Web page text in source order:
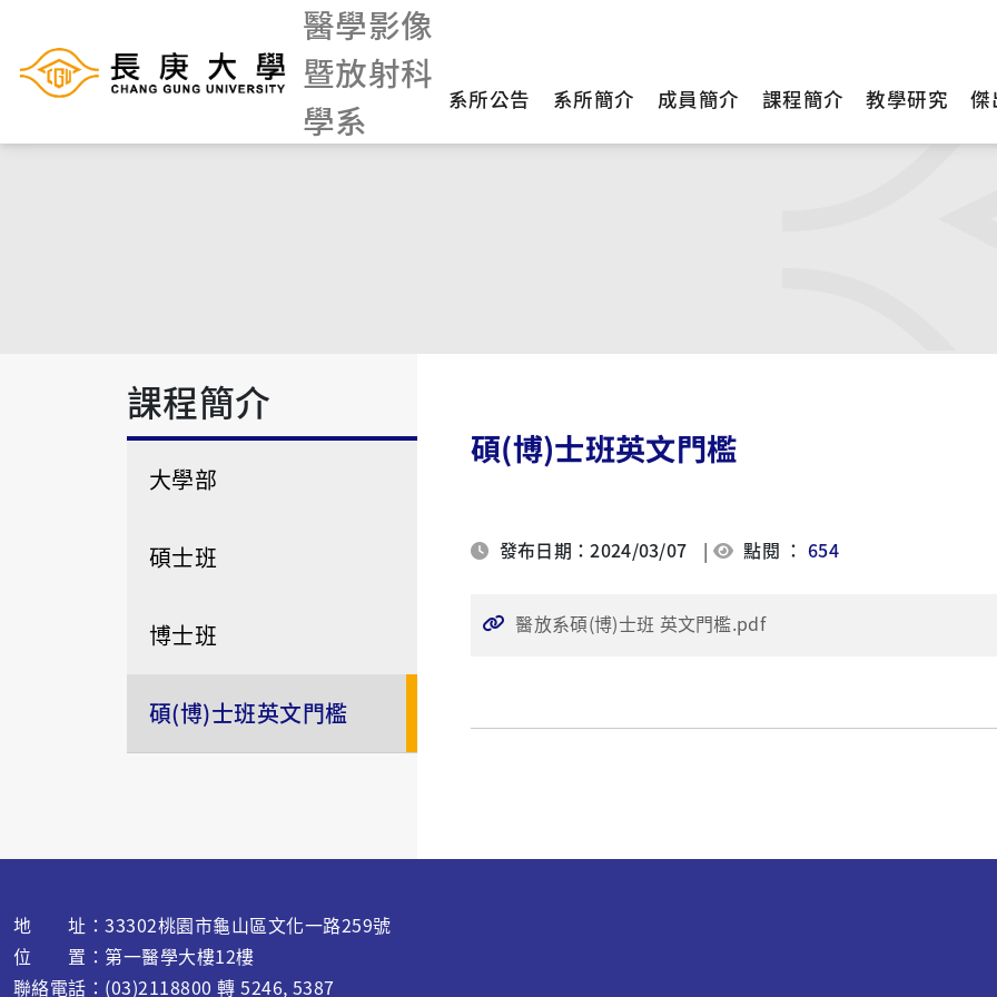
醫學影像
暨放射科
學系
系所公告 系所簡介 成員簡介 課程簡介 教學研究 傑
課程簡介
大學部
碩士班
博士班
碩(博)士班英文門檻
碩(博)士班英文門檻
發布日期：2024/03/07 | 點閱 ：654
醫放系碩(博)士班 英文門檻.pdf
地 址：33302桃園市龜山區文化一路259號
位 置：第一醫學大樓12樓
聯絡電話：(03)2118800 轉 5246, 5387